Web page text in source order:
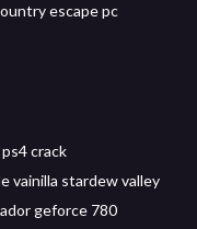
escape pc
crack
vainilla stardew valley
geforce 780